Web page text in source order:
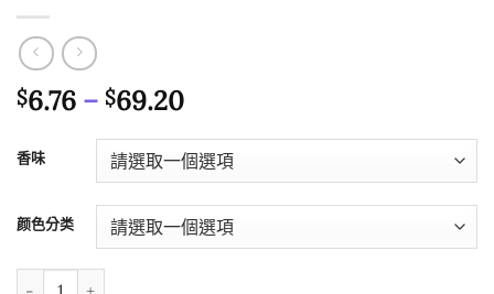
$6.76 – $69.20價
範
圍：
$6.76
到
$69.20
香味
颜色分类
美国进口正品Palo Santo秘鲁圣木 神圣香氛 净化加持 10CM 數量